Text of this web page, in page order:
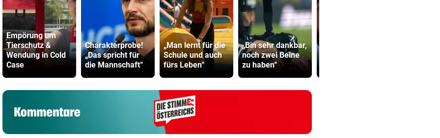
Empörung um
Tierschutz &
Wendung in Cold
Case
Charakterprobe!
„Das spricht für
die Mannschaft“
„Man lernt für die
Schule und auch
fürs Leben“
„Bin sehr dankbar,
noch zwei Beine
zu haben“